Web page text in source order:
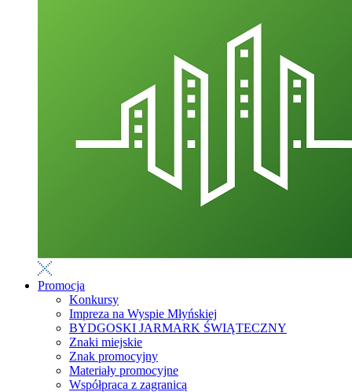
Promocja
Konkursy
Impreza na Wyspie Młyńskiej
BYDGOSKI JARMARK ŚWIĄTECZNY
Znaki miejskie
Znak promocyjny
Materiały promocyjne
Współpraca z zagranicą